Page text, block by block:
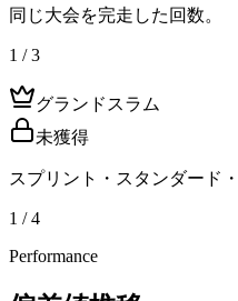
同じ大会を完走した回数。
1 / 3
グランドスラム
未獲得
スプリント・スタンダード
1 / 4
Performance